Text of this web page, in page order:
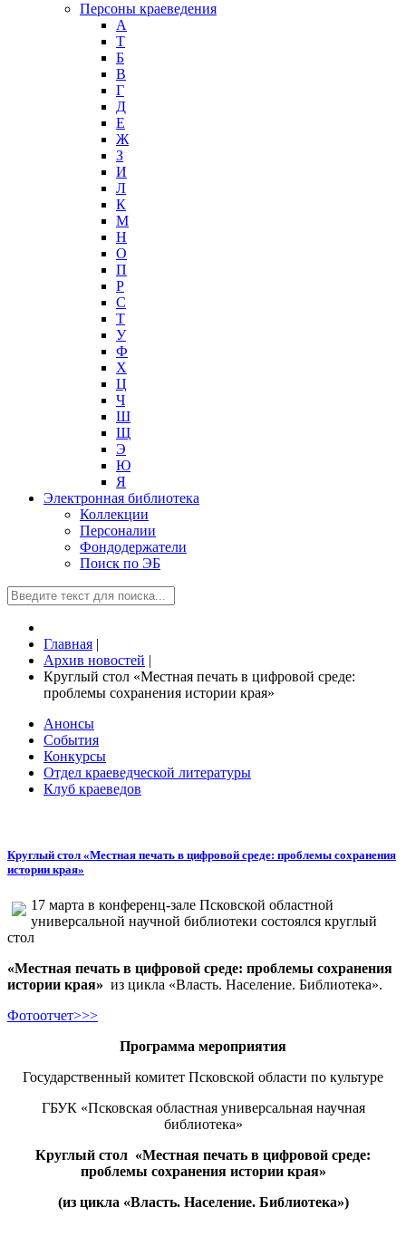
Персоны краеведения
А
T
Б
В
Г
Д
Е
Ж
З
И
Л
К
М
Н
О
П
Р
С
Т
У
Ф
Х
Ц
Ч
Ш
Щ
Э
Ю
Я
Электронная библиотека
Коллекции
Персоналии
Фондодержатели
Поиск по ЭБ
Главная |
Архив новостей |
Круглый стол «Местная печать в цифровой среде:
проблемы сохранения истории края»
Анонсы
События
Конкурсы
Отдел краеведческой литературы
Клуб краеведов
Круглый стол «Местная печать в цифровой среде: проблемы сохранения
истории края»
17 марта в конференц-зале Псковской областной
универсальной научной библиотеки состоялся круглый
стол
«Местная печать в цифровой среде: проблемы сохранения
истории края» из цикла «Власть. Население. Библиотека».
Фотоотчет>>>
Программа мероприятия
Государственный комитет Псковской области по культуре
ГБУК «Псковская областная универсальная научная
библиотека»
Круглый стол «Местная печать в цифровой среде:
проблемы сохранения истории края»
(из цикла «Власть. Население. Библиотека»)